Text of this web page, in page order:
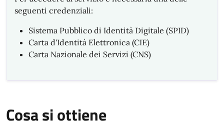
seguenti credenziali:
Sistema Pubblico di Identità Digitale (SPID)
Carta d'Identità Elettronica (CIE)
Carta Nazionale dei Servizi (CNS)
Cosa si ottiene